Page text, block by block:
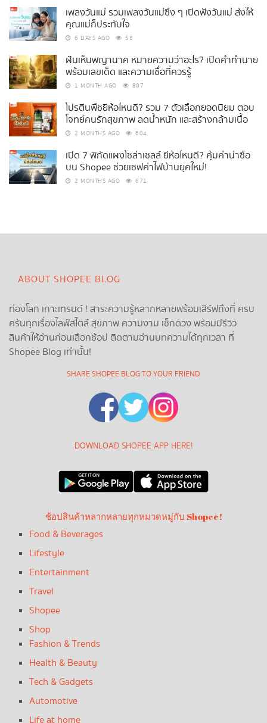
เพลงวันแม่ รวมเพลงวันแม่ซึ้ง ๆ เปิดฟังวันแม่ ส่งให้
คุณแม่ก็ประทับใจ
6 DAYS AGO 58
ฝันเห็นพญานาค หมายความว่าอะไร? เปิดคำทำนาย
พร้อมเลขเด็ด และความเชื่อที่ควรรู้
1 MONTH AGO 807
โปรตีนพืชยี่ห้อไหนดี? รวม 7 ตัวเลือกยอดนิยม ตอบ
โจทย์คนรักสุขภาพ ลดน้ำหนัก และสร้างกล้ามเนื้อ
2 MONTHS AGO 604
เปิด 7 พิกัดแผงโซล่าเซลล์ ยี่ห้อไหนดี? คุ้มค่าน่าซื้อ
บน Shopee ช่วยเซฟค่าไฟบ้านยุคใหม่!
2 MONTHS AGO 671
ABOUT SHOPEE BLOG
ท่องโลก เกาะเทรนด์ ! สาระความรู้หลากหลายพร้อมเสิร์ฟถึงที่ ครบ
ครันทุกเรื่องไลฟ์สไตล์ สุขภาพ ความงาม เช็กดวง พร้อมมีรีวิว
สินค้าให้อ่านก่อนเลือกช้อป ติดตามอ่านบทความได้ทุกเวลา ที่
Shopee Blog เท่านั้น!
SHARE SHOPEE BLOG TO YOUR FRIEND
DOWNLOAD SHOPEE APP HERE!
ช้อปสินค้าหลากหลายทุกหมวดหมู่กับ Shopee!
Food & Beverages
Lifestyle
Entertainment
Travel
Shopee
Shop
Fashion & Trends
Health & Beauty
Tech & Gadgets
Automotive
Life at home